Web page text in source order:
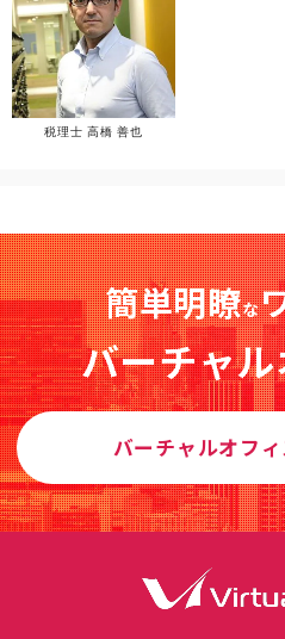
税理士 高橋 善也
簡単明瞭な
バーチャ
バーチャルオフ